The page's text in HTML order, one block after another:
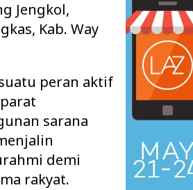
Jengkol,
Kab. Way
peran aktif
sarana
demi
rakyat.